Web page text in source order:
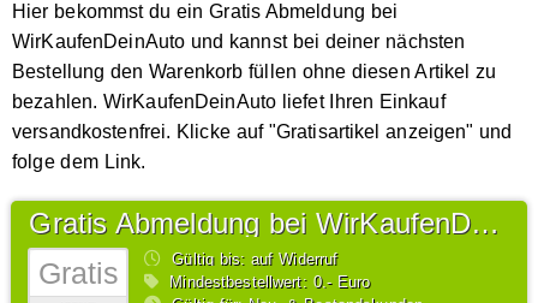
Hier bekommst du ein Gratis Abmeldung bei
WirKaufenDeinAuto und kannst bei deiner nächsten
Bestellung den Warenkorb füllen ohne diesen Artikel zu
bezahlen. WirKaufenDeinAuto liefet Ihren Einkauf
versandkostenfrei. Klicke auf "Gratisartikel anzeigen" und
folge dem Link.
Gratis
Gratis Abmeldung bei WirKaufenDeinAuto
Gültig bis: auf Widerruf
Mindestbestellwert: 0,- Euro